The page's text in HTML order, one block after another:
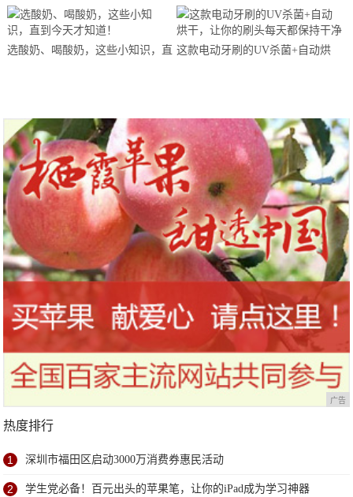
马拉松超级精英赛顺德海骏达中心
站欢乐开跑
选酸奶、喝酸奶，这些小知识，直 这款电动牙刷的UV杀菌+自动烘
广告
热度排行
1 深圳市福田区启动3000万消费券惠民活动
2 学生党必备！百元出头的苹果笔，让你的iPad成为学习神器